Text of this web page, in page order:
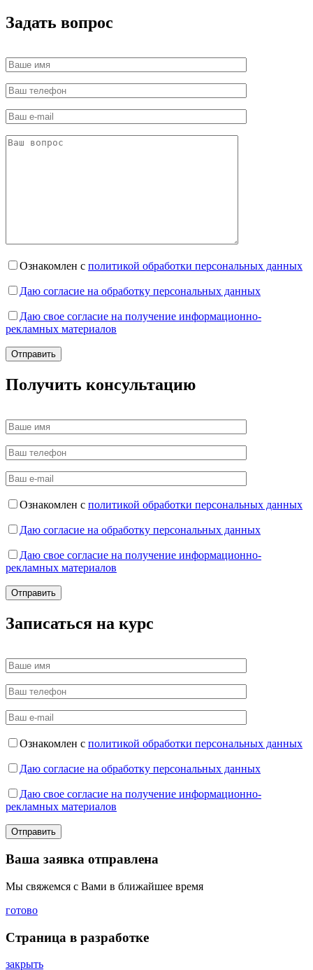
Задать вопрос
Ознакомлен с политикой обработки персональных данных
Даю согласие на обработку персональных данных
Даю свое согласие на получение информационно-
рекламных материалов
Получить консультацию
Ознакомлен с политикой обработки персональных данных
Даю согласие на обработку персональных данных
Даю свое согласие на получение информационно-
рекламных материалов
Записаться на курс
Ознакомлен с политикой обработки персональных данных
Даю согласие на обработку персональных данных
Даю свое согласие на получение информационно-
рекламных материалов
Ваша заявка отправлена
Мы свяжемся с Вами в ближайшее время
готово
Страница в разработке
закрыть